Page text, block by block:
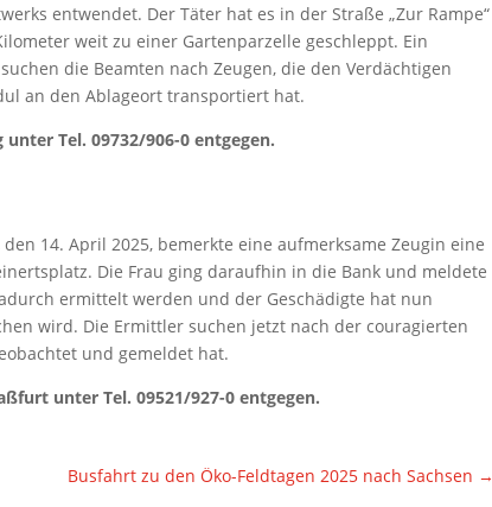
entwendet. Der Täter hat es in der Straße „Zur Rampe“
weit zu einer Gartenparzelle geschleppt. Ein
die Beamten nach Zeugen, die den Verdächtigen
an den Ablageort transportiert hat.
Tel. 09732/906-0 entgegen.
den 14. April 2025, bemerkte eine aufmerksame Zeugin eine
Die Frau ging daraufhin in die Bank und meldete
ermittelt werden und der Geschädigte hat nun
wird. Die Ermittler suchen jetzt nach der couragierten
und gemeldet hat.
unter Tel. 09521/927-0 entgegen.
Busfahrt zu den Öko-Feldtagen 2025 nach Sachsen →